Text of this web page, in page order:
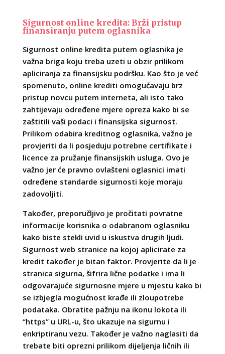
Sigurnost online kredita: Brži pristup
finansiranju putem oglasnika
Sigurnost online kredita putem oglasnika je
važna briga koju treba uzeti u obzir prilikom
apliciranja za finansijsku podršku. Kao što je već
spomenuto, online krediti omogućavaju brz
pristup novcu putem interneta, ali isto tako
zahtijevaju određene mjere opreza kako bi se
zaštitili vaši podaci i finansijska sigurnost.
Prilikom odabira kreditnog oglasnika, važno je
provjeriti da li posjeduju potrebne certifikate i
licence za pružanje finansijskih usluga. Ovo je
važno jer će pravno ovlašteni oglasnici imati
određene standarde sigurnosti koje moraju
zadovoljiti.
Također, preporučljivo je pročitati povratne
informacije korisnika o odabranom oglasniku
kako biste stekli uvid u iskustva drugih ljudi.
Sigurnost web stranice na kojoj aplicirate za
kredit također je bitan faktor. Provjerite da li je
stranica sigurna, šifrira lične podatke i ima li
odgovarajuće sigurnosne mjere u mjestu kako bi
se izbjegla mogućnost krađe ili zloupotrebe
podataka. Obratite pažnju na ikonu lokota ili
“https” u URL-u, što ukazuje na sigurnu i
enkriptiranu vezu. Također je važno naglasiti da
trebate biti oprezni prilikom dijeljenja ličnih ili